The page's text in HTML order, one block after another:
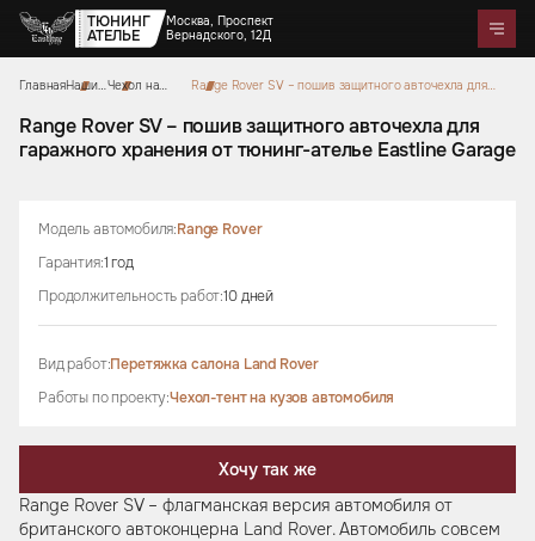
ТЮНИНГ
АТЕЛЬЕ
Москва, Проспект
Вернадского, 12Д
Telegram WhatsApp Max
Портфолио
Цены
Акции
Аквапринт
Тюнинг руля
Ремонт кузова и покраска
Автозвук
Активный выхлоп
Аксессуары
Коврики из экокожи Цветные ремни безопасности
Подушки из алькантары Сумки ручной работы
алькантары
Боксы в багажник
Защитные накидки для
спинок сидений для детей
ГлавнаяНаши
Чехол на
автомобиля
Range Rover SV – пошив защитного авточехла для
Range Rover SV – пошив защитного авточехла для
гаражного хранения от тюнинг-ателье Eastline Garage
Модель автомобиля:Range Rover
Гарантия:1 год
Продолжительность работ:10 дней
Вид работ:Перетяжка салона Land Rover
Работы по проекту:Чехол-тент на кузов автомобиля
Хочу так же
Range Rover SV – флагманская версия автомобиля от
британского автоконцерна Land Rover. Автомобиль совсем